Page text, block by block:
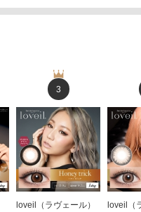
3
loveil（ラヴェール）
loveil（